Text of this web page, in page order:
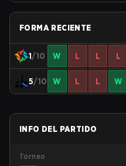
FORMA RECIENTE
1/10 W L L L
5/10 W L L W
INFO DEL PARTIDO
Torneo